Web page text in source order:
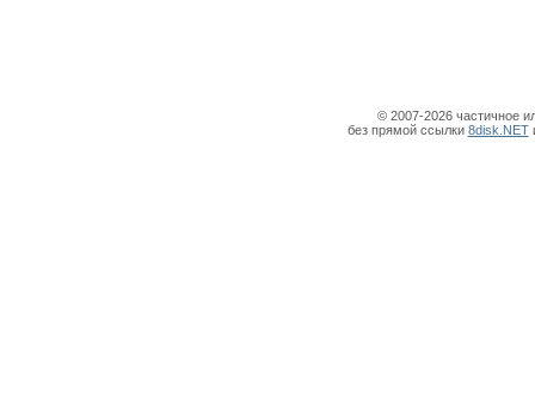
© 2007-2026 частичное
без прямой ссылки 8disk.NET